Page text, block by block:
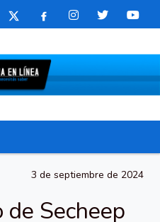
3 de septiembre de 2024
Secheep